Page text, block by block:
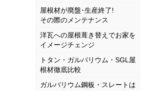
屋根材が廃盤･生産終了!
その際のメンテナンス
洋瓦への屋根葺き替えでお家を
イメージチェンジ
トタン・ガルバリウム・SGL屋
根材徹底比較
ガルバリウム鋼板・スレートは